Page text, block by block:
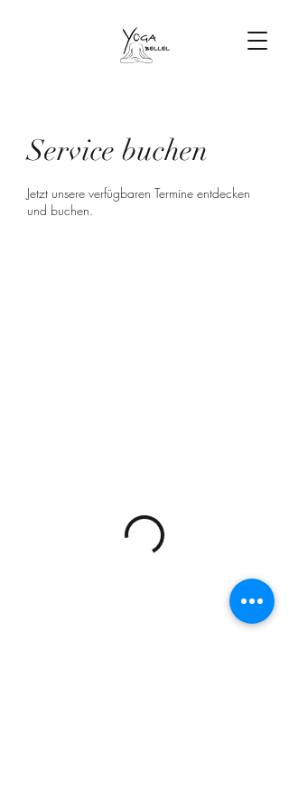
Service buchen
Jetzt unsere verfügbaren Termine entdecken
und buchen.